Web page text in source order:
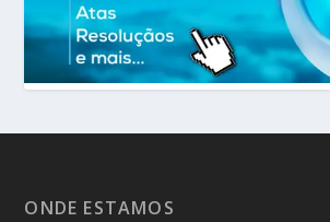
ONDE ESTAMOS